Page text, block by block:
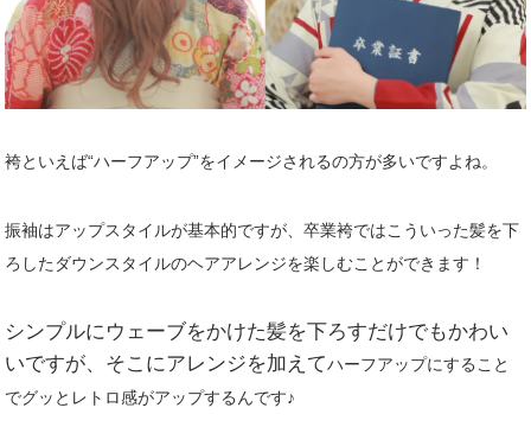
袴といえば“ハーフアップ”をイメージされるの方が多いですよね。
振袖はアップスタイルが基本的ですが、卒業袴ではこういった髪を下
ろしたダウンスタイルのヘアアレンジを楽しむことができます！
シンプルにウェーブをかけた髪を下ろすだけでもかわい
いですが、そこにアレンジを加えてハーフアップにする こと
でグッとレトロ感がアップするんです♪